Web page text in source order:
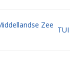
Zee
TUI